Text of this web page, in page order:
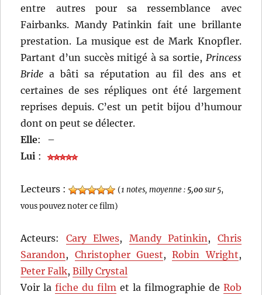
entre autres pour sa ressemblance avec
Fairbanks. Mandy Patinkin fait une brillante
prestation. La musique est de Mark Knopfler.
Partant d’un succès mitigé à sa sortie, Princess
Bride a bâti sa réputation au fil des ans et
certaines de ses répliques ont été largement
reprises depuis. C’est un petit bijou d’humour
dont on peut se délecter.
Elle:
–
Lui :
Lecteurs : (1 notes, moyenne : 5,00sur 5,
vous pouvez noter ce film)
Acteurs: Cary Elwes, Mandy Patinkin, Chris
Sarandon, Christopher Guest,Robin Wright,
Peter Falk,Billy Crystal
Voir lafiche du film et la filmographie de Rob